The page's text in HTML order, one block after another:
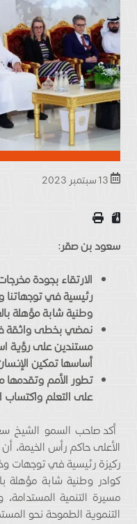
سعود بن صقر:
الارتقاء بجودة
رئيسية في توجهاتنا
وطنية شابة مؤهلة
نمضي بخطى واثقة في
مستندين على رؤية
أساسها تمكين
تطور الأمم وتقدمها
على التعلم واكتساب
أكد صاحب السمو الشيخ
الأعلى حاكم رأس الخيمة، أن
ركيزة رئيسية في توجهات
كوادر وطنية شابة مؤهلة
مسيرة التنمية
التنموية الطموحة نحو